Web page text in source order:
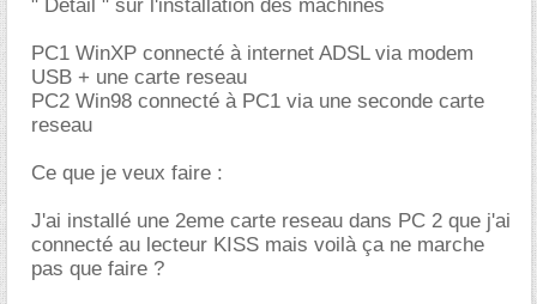
" Détail " sur l'installation des machines
PC1 WinXP connecté à internet ADSL via modem
USB + une carte reseau
PC2 Win98 connecté à PC1 via une seconde carte
reseau
Ce que je veux faire :
J'ai installé une 2eme carte reseau dans PC 2 que j'ai
connecté au lecteur KISS mais voilà ça ne marche
pas que faire ?